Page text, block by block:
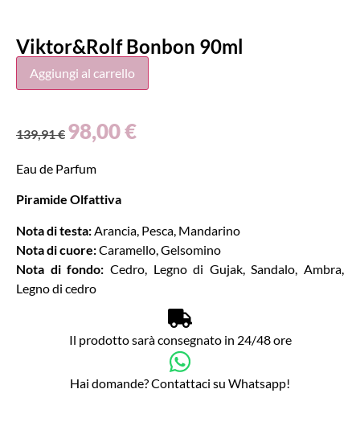
Viktor&Rolf Bonbon 90ml
Aggiungi al carrello
139,91€ 98,00€
Eau de Parfum
Piramide Olfattiva
Nota di testa: Arancia, Pesca, Mandarino
Nota di cuore:Caramello, Gelsomino
Nota di fondo: Cedro, Legno di Gujak, Sandalo, Ambra,
Legno di cedro
Il prodotto sarà consegnato in 24/48 ore
Hai domande? Contattaci su Whatsapp!